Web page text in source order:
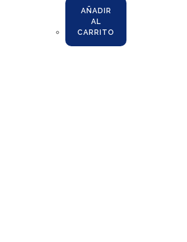
AÑADIR
AL
CARRITO